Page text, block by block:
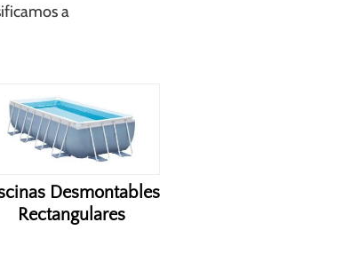
a
Desmontables
Rectangulares